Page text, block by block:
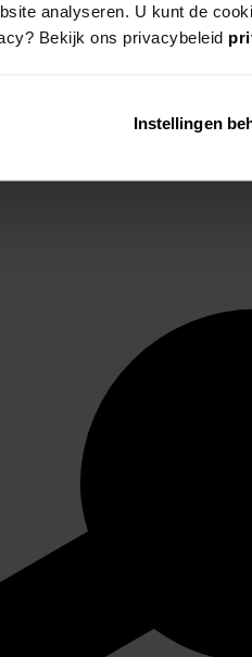
analyseren. U kunt de
Bekijk ons privacybeleid
Instellingen